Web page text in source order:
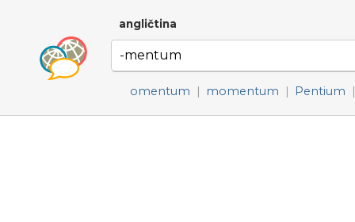
angličtina
omentum | momentum | Pentium |